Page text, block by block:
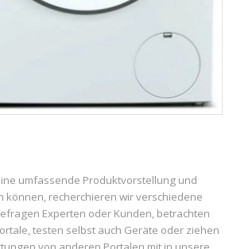
umfassende Produktvorstellung und
können, recherchieren wir verschiedene
Experten oder Kunden, betrachten
testen selbst auch Geräte oder ziehen